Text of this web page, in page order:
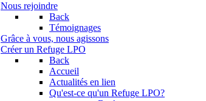
Nous rejoindre
Back
Témoignages
Grâce à vous, nous agissons
Créer un Refuge LPO
Back
Accueil
Actualités en lien
Qu'est-ce qu'un Refuge LPO?